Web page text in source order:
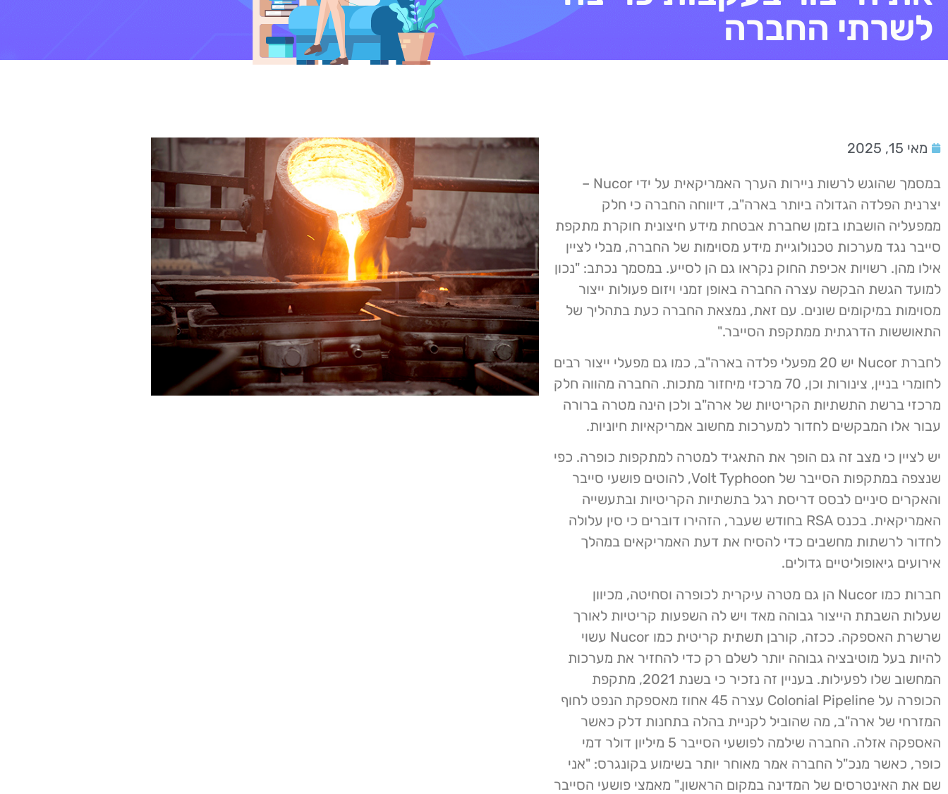
לשרתי החברה
מאי 15, 2025
במסמך שהוגש לרשות ניירות הערך האמריקאית על ידי Nucor –
יצרנית הפלדה הגדולה ביותר בארה"ב, דיווחה החברה כי חלק
ממפעליה הושבתו בזמן שחברת אבטחת מידע חיצונית חוקרת מתקפת
סייבר נגד מערכות טכנולוגיית מידע מסוימות של החברה, מבלי לציין
אילו מהן. רשויות אכיפת החוק נקראו גם הן לסייע. במסמך נכתב: "נכון
למועד הגשת הבקשה עצרה החברה באופן זמני ויזום פעולות ייצור
מסוימות במיקומים שונים. עם זאת, נמצאת החברה כעת בתהליך של
התאוששות הדרגתית ממתקפת הסייבר."
לחברת Nucor יש 20 מפעלי פלדה בארה"ב, כמו גם מפעלי ייצור רבים
לחומרי בניין, צינורות וכן, 70 מרכזי מיחזור מתכות. החברה מהווה חלק
מרכזי ברשת התשתיות הקריטיות של ארה"ב ולכן הינה מטרה ברורה
עבור אלו המבקשים לחדור למערכות מחשוב אמריקאיות חיוניות.
יש לציין כי מצב זה גם הופך את התאגיד למטרה למתקפות כופרה. כפי
שנצפה במתקפות הסייבר של Volt Typhoon, להוטים פושעי סייבר
והאקרים סיניים לבסס דריסת רגל בתשתיות הקריטיות ובתעשייה
האמריקאית. בכנס RSA בחודש שעבר, הזהירו דוברים כי סין עלולה
לחדור לרשתות מחשבים כדי להסיח את דעת האמריקאים במהלך
אירועים גיאופוליטיים גדולים.
חברות כמו Nucor הן גם מטרה עיקרית לכופרה וסחיטה, מכיוון
שעלות השבתת הייצור גבוהה מאד ויש לה השפעות קריטיות לאורך
שרשרת האספקה. ככזה, קורבן תשתית קריטית כמו Nucor עשוי
להיות בעל מוטיבציה גבוהה יותר לשלם רק כדי להחזיר את מערכות
המחשוב שלו לפעילות. בעניין זה נזכיר כי בשנת 2021, מתקפת
הכופרה על Colonial Pipeline עצרה 45 אחוז מאספקת הנפט לחוף
המזרחי של ארה"ב, מה שהוביל לקניית בהלה בתחנות דלק כאשר
האספקה ​​אזלה. החברה שילמה לפושעי הסייבר 5 מיליון דולר דמי
כופר, כאשר מנכ"ל החברה אמר מאוחר יותר בשימוע בקונגרס: "אני
שם את האינטרסים של המדינה במקום הראשון." מאמצי פושעי הסייבר